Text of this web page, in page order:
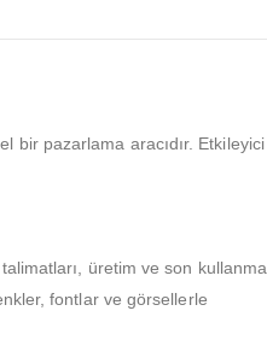
bir pazarlama aracıdır. Etkileyici
üretim ve son kullanma
fontlar ve görsellerle